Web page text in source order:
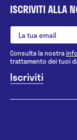
ISCRIVITI ALLA
Consulta la nostra
trattamento dei tuoi